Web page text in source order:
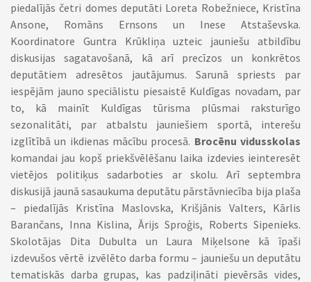
piedalījās četri domes deputāti Loreta Robežniece, Kristīna
Ansone, Romāns Ernsons un Inese Atstaševska.
Koordinatore Guntra Krūkliņa uzteic jauniešu atbildību
diskusijas sagatavošanā, kā arī precīzos un konkrētos
deputātiem adresētos jautājumus. Sarunā spriests par
iespējām jauno speciālistu piesaistē Kuldīgas novadam, par
to, kā mainīt Kuldīgas tūrisma plūsmai raksturīgo
sezonalitāti, par atbalstu jauniešiem sportā, interešu
izglītībā un ikdienas mācību procesā. Brocēnu vidusskolas
komandai jau kopš priekšvēlēšanu laika izdevies ieinteresēt
vietējos politiķus sadarboties ar skolu. Arī septembra
diskusijā jaunā sasaukuma deputātu pārstāvniecība bija plaša
– piedalījās Kristīna Maslovska, Krišjānis Valters, Kārlis
Barančans, Inna Kislina, Ārijs Sproģis, Roberts Sipenieks.
Skolotājas Dita Dubulta un Laura Miķelsone kā īpaši
izdevušos vērtē izvēlēto darba formu – jauniešu un deputātu
tematiskās darba grupas, kas padziļināti pievērsās vides,